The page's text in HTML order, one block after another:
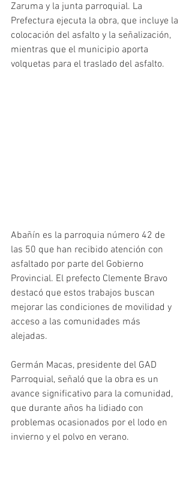
Zaruma y la junta parroquial. La
Prefectura ejecuta la obra, que incluye la
colocación del asfalto y la señalización,
mientras que el municipio aporta
volquetas para el traslado del asfalto.
Abañín es la parroquia número 42 de
las 50 que han recibido atención con
asfaltado por parte del Gobierno
Provincial. El prefecto Clemente Bravo
destacó que estos trabajos buscan
mejorar las condiciones de movilidad y
acceso a las comunidades más
alejadas.
Germán Macas, presidente del GAD
Parroquial, señaló que la obra es un
avance significativo para la comunidad,
que durante años ha lidiado con
problemas ocasionados por el lodo en
invierno y el polvo en verano.